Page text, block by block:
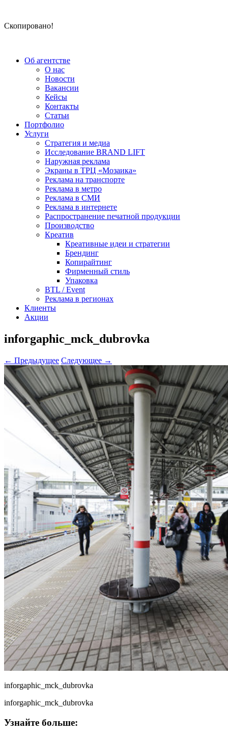
Скопировано!
Об агентстве
О нас
Новости
Вакансии
Кейсы
Контакты
Статьи
Портфолио
Услуги
Стратегия и медиа
Исследование BRAND LIFT
Наружная реклама
Экраны в ТРЦ «Мозаика»
Реклама на транспорте
Реклама в метро
Реклама в СМИ
Реклама в интернете
Распространение печатной продукции
Производство
Креатив
Креативные идеи и стратегии
Брендинг
Копирайтинг
Фирменный стиль
Упаковка
BTL / Event
Реклама в регионах
Клиенты
Акции
inforgaphic_mck_dubrovka
← Предыдущее Следующее →
inforgaphic_mck_dubrovka
inforgaphic_mck_dubrovka
Узнайте больше: